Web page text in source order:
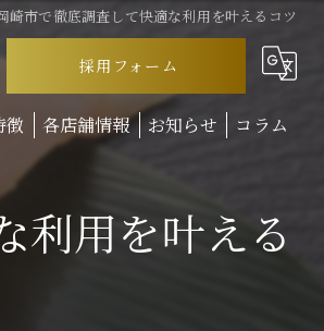
崎市で徹底調査して快適な利用を叶えるコツ
採用フォーム
徴 各店舗情報 お知らせ コラム
利用を叶える